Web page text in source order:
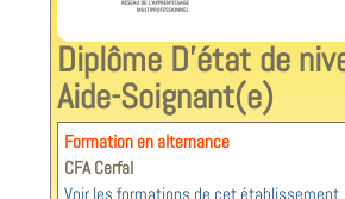
Diplôme D’état de
Aide-Soignant(e)
Formation en alternance
CFA Cerfal